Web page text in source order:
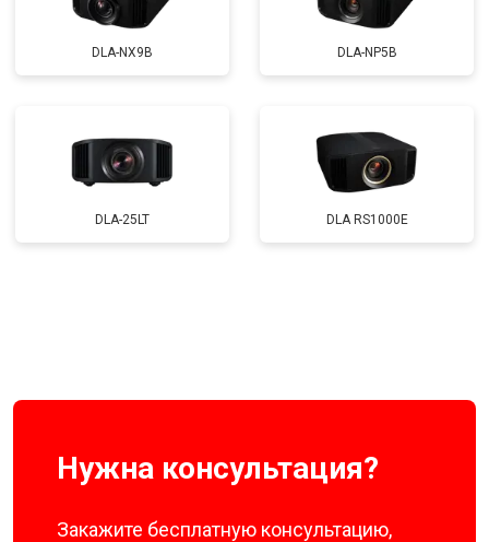
DLA-NX9B DLA-NP5B
DLA-25LT DLA RS1000E
Нужна консультация?
Закажите бесплатную консультацию,